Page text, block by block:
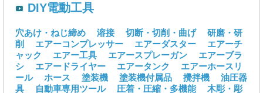
DIY電動工具
穴あけ・ねじ締め 溶接 切断・切削・曲げ
研磨・研
削
エアーコンプレッサー エアーダスター
エアーチ
ャック
エアー工具 エアースプレーガン
エアーブラ
シ
エアードライヤー エアータンク
エアーホースリ
ール
ホース 塗装機 塗装機付属品 攪拌機
油圧器
具
自動車専用ツール 圧着・圧縮・多機能
木彫・彫